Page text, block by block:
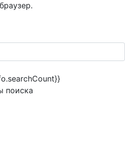
браузер.
поиска